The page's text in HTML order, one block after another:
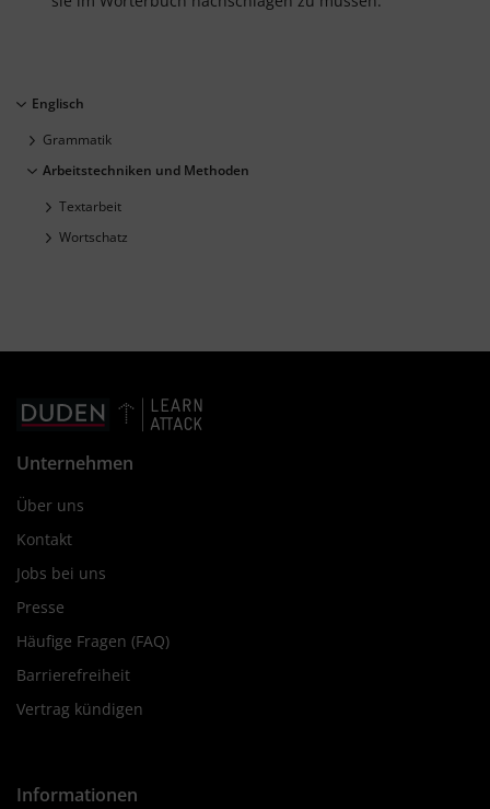
Englisch
Grammatik
Arbeitstechniken und Methoden
Textarbeit
Wortschatz
Unternehmen
Über uns
Kontakt
Jobs bei uns
Presse
Häufige Fragen (FAQ)
Barrierefreiheit
Vertrag kündigen
Informationen